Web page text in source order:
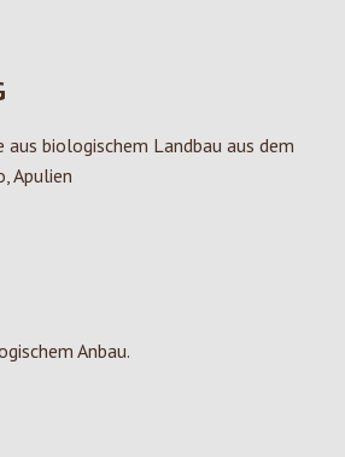
biologischem Landbau aus dem
Apulien
Anbau.